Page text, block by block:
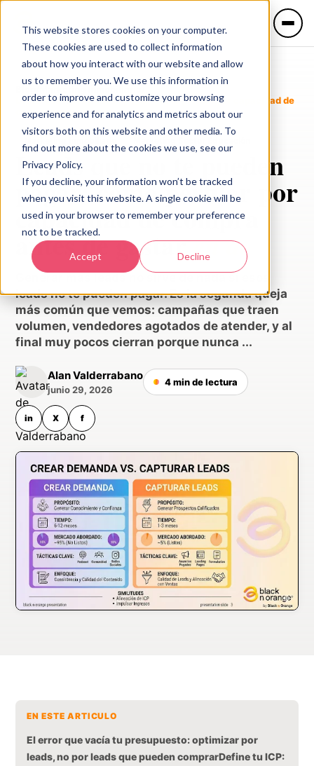
This website stores cookies on your computer.
These cookies are used to collect information
about how you interact with our website and allow
us to remember you. We use this information in
order to improve and customize your browsing
experience and for analytics and metrics about our
visitors both on this website and other media. To
find out more about the cookies we use, see our
Privacy Policy.
If you decline, your information won’t be tracked
when you visit this website. A single cookie will be
used in your browser to remember your preference
not to be tracked.
Accept Decline
IDIOMA
🇲🇽 Español 🇺🇸 English
Servicios
Industrias
Marketing Inmobiliario
Leads que no te pueden pagar: cómo perfilar por capacidad de
compra antes de gastar en ads
Leads que no te pueden
pagar: cómo perfilar por
capacidad de compra
antes de gastaren ads
leads no te pueden pagar. Es la segunda queja
más común que vemos: campañas que traen
volumen, vendedores agotados de atender, y al
final muy pocos cierran porque nunca ...
Alan Valderrabano
junio 29, 2026
4 min de lectura
in X f
EN ESTE ARTICULO
El error que vacía tu presupuesto: optimizar por
leads, no por leads que pueden comprarDefine tu ICP: